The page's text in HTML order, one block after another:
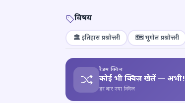
विषय
🏛️ इतिहास प्रश्नोत्तरी 🗺️ भूगोल प्रश्नोत्तरी
रैंडम क्विज़
कोई भी क्विज़ खेलें — अभी!
हर बार नया क्विज़